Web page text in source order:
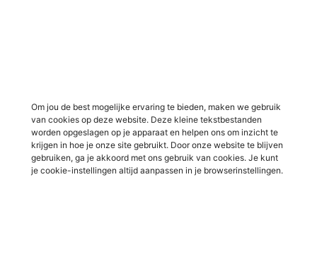
Om jou de best mogelijke ervaring te bieden, maken we gebruik
van cookies op deze website. Deze kleine tekstbestanden
worden opgeslagen op je apparaat en helpen ons om inzicht te
krijgen in hoe je onze site gebruikt. Door onze website te blijven
gebruiken, ga je akkoord met ons gebruik van cookies. Je kunt
je cookie-instellingen altijd aanpassen in je browserinstellingen.
Vacatures in Varsseveld
Vacatures in Winterswijk
Vacatures in Zelhem
Vacatures in Zutphen